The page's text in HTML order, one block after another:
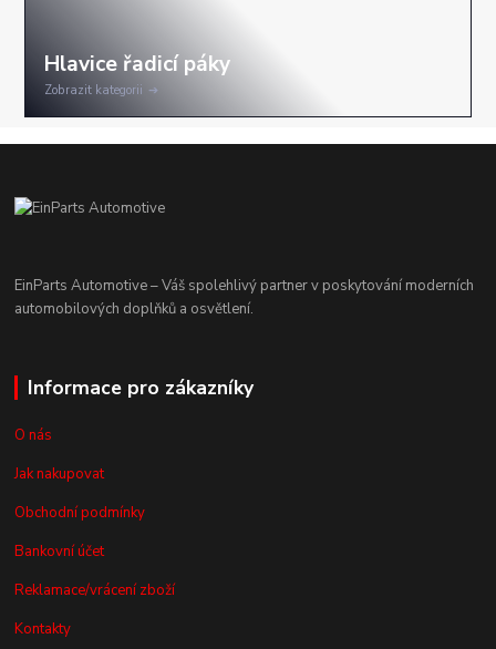
Zobrazit kategorii
EinParts Automotive – Váš spolehlivý partner v poskytování moderních
automobilových doplňků a osvětlení.
Informace pro zákazníky
O nás
Jak nakupovat
Obchodní podmínky
Bankovní účet
Reklamace/vrácení zboží
Kontakty